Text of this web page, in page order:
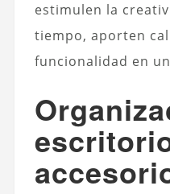
estimulen la
tiempo, aporten
funcionalidad en